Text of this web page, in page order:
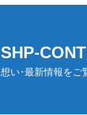
SHP-
想い･最新情報をご